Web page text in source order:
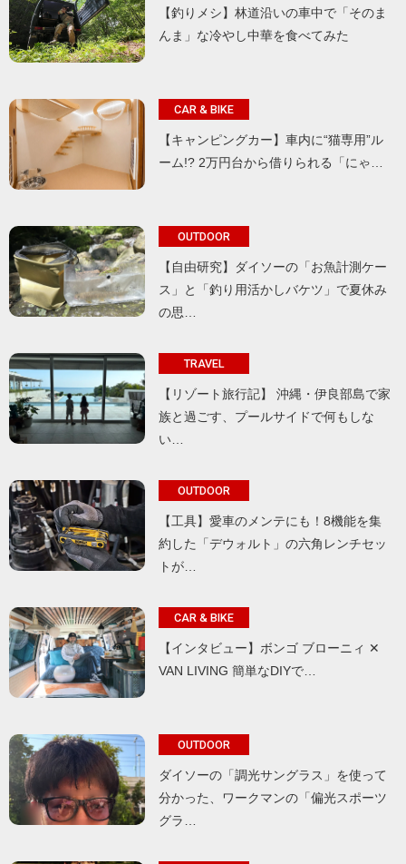
【釣りメシ】林道沿いの車中で「そのま
んま」な冷やし中華を食べてみた
CAR & BIKE
【キャンピングカー】車内に“猫専用”ル
ーム!? 2万円台から借りられる「にゃ…
OUTDOOR
【自由研究】ダイソーの「お魚計測ケー
ス」と「釣り用活かしバケツ」で夏休み
の思…
TRAVEL
【リゾート旅行記】 沖縄・伊良部島で家
族と過ごす、プールサイドで何もしな
い…
OUTDOOR
【工具】愛車のメンテにも！8機能を集
約した「デウォルト」の六角レンチセッ
トが…
CAR & BIKE
【インタビュー】ボンゴ ブローニィ ✕
VAN LIVING 簡単なDIYで…
OUTDOOR
ダイソーの「調光サングラス」を使って
分かった、ワークマンの「偏光スポーツ
グラ…